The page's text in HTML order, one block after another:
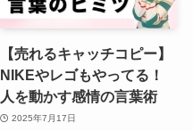
【売れるキャッチコピー】
NIKEやレゴもやってる！
人を動かす感情の言葉術
2025年7月17日